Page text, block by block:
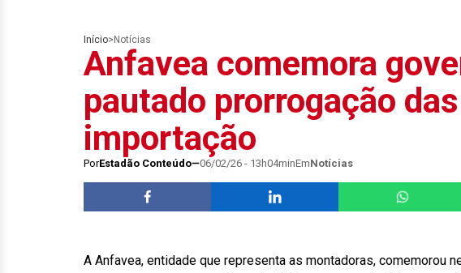
Início> Notícias
Anfavea comemora
pautado prorrogação
importação
PorEstadão Conteúdo 06/02/26 - 13h04minEmNotícias
A Anfavea, entidade que representa as montadoras, comemorou